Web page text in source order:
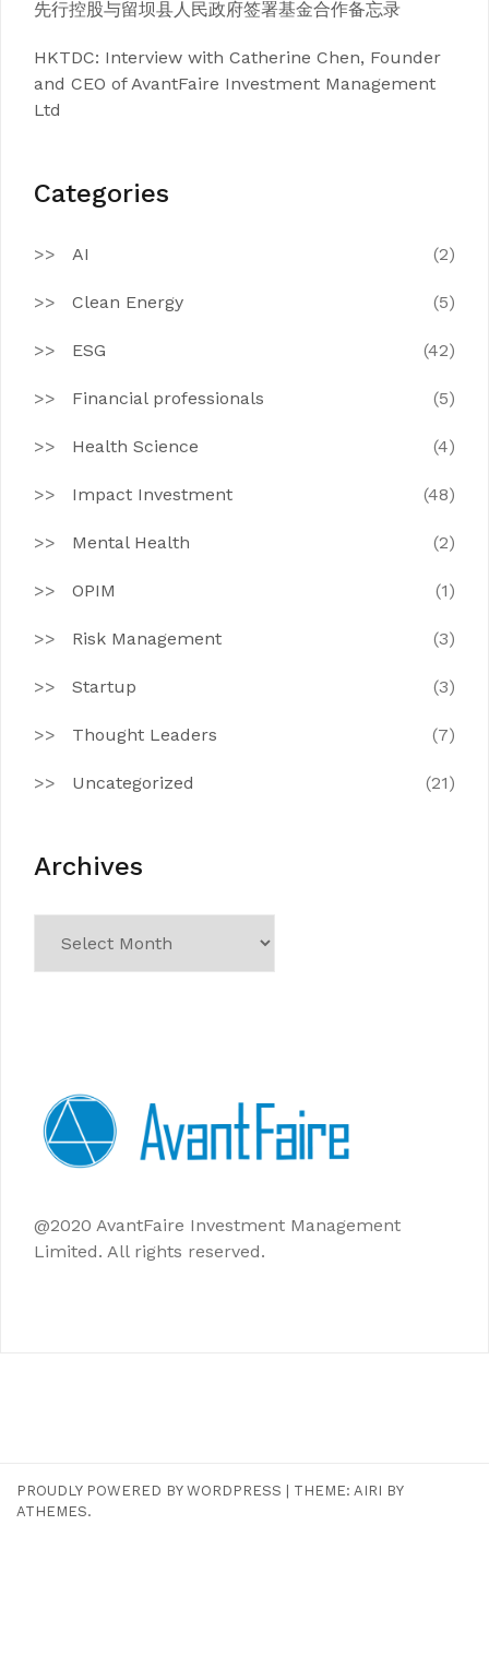
先行控股与留坝县人民政府签署基金合作备忘录
HKTDC: Interview with Catherine Chen, Founder
and CEO of AvantFaire Investment Management
Ltd
Categories
AI (2)
Clean Energy (5)
ESG (42)
Financial professionals (5)
Health Science (4)
Impact Investment (48)
Mental Health (2)
OPIM (1)
Risk Management (3)
Startup (3)
Thought Leaders (7)
Uncategorized (21)
Archives
@2020 AvantFaire Investment Management
Limited. All rights reserved.
PROUDLY POWERED BY WORDPRESS THEME: AIRI BY
ATHEMES.